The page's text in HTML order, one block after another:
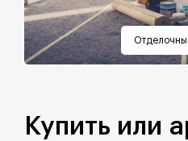
Купить или